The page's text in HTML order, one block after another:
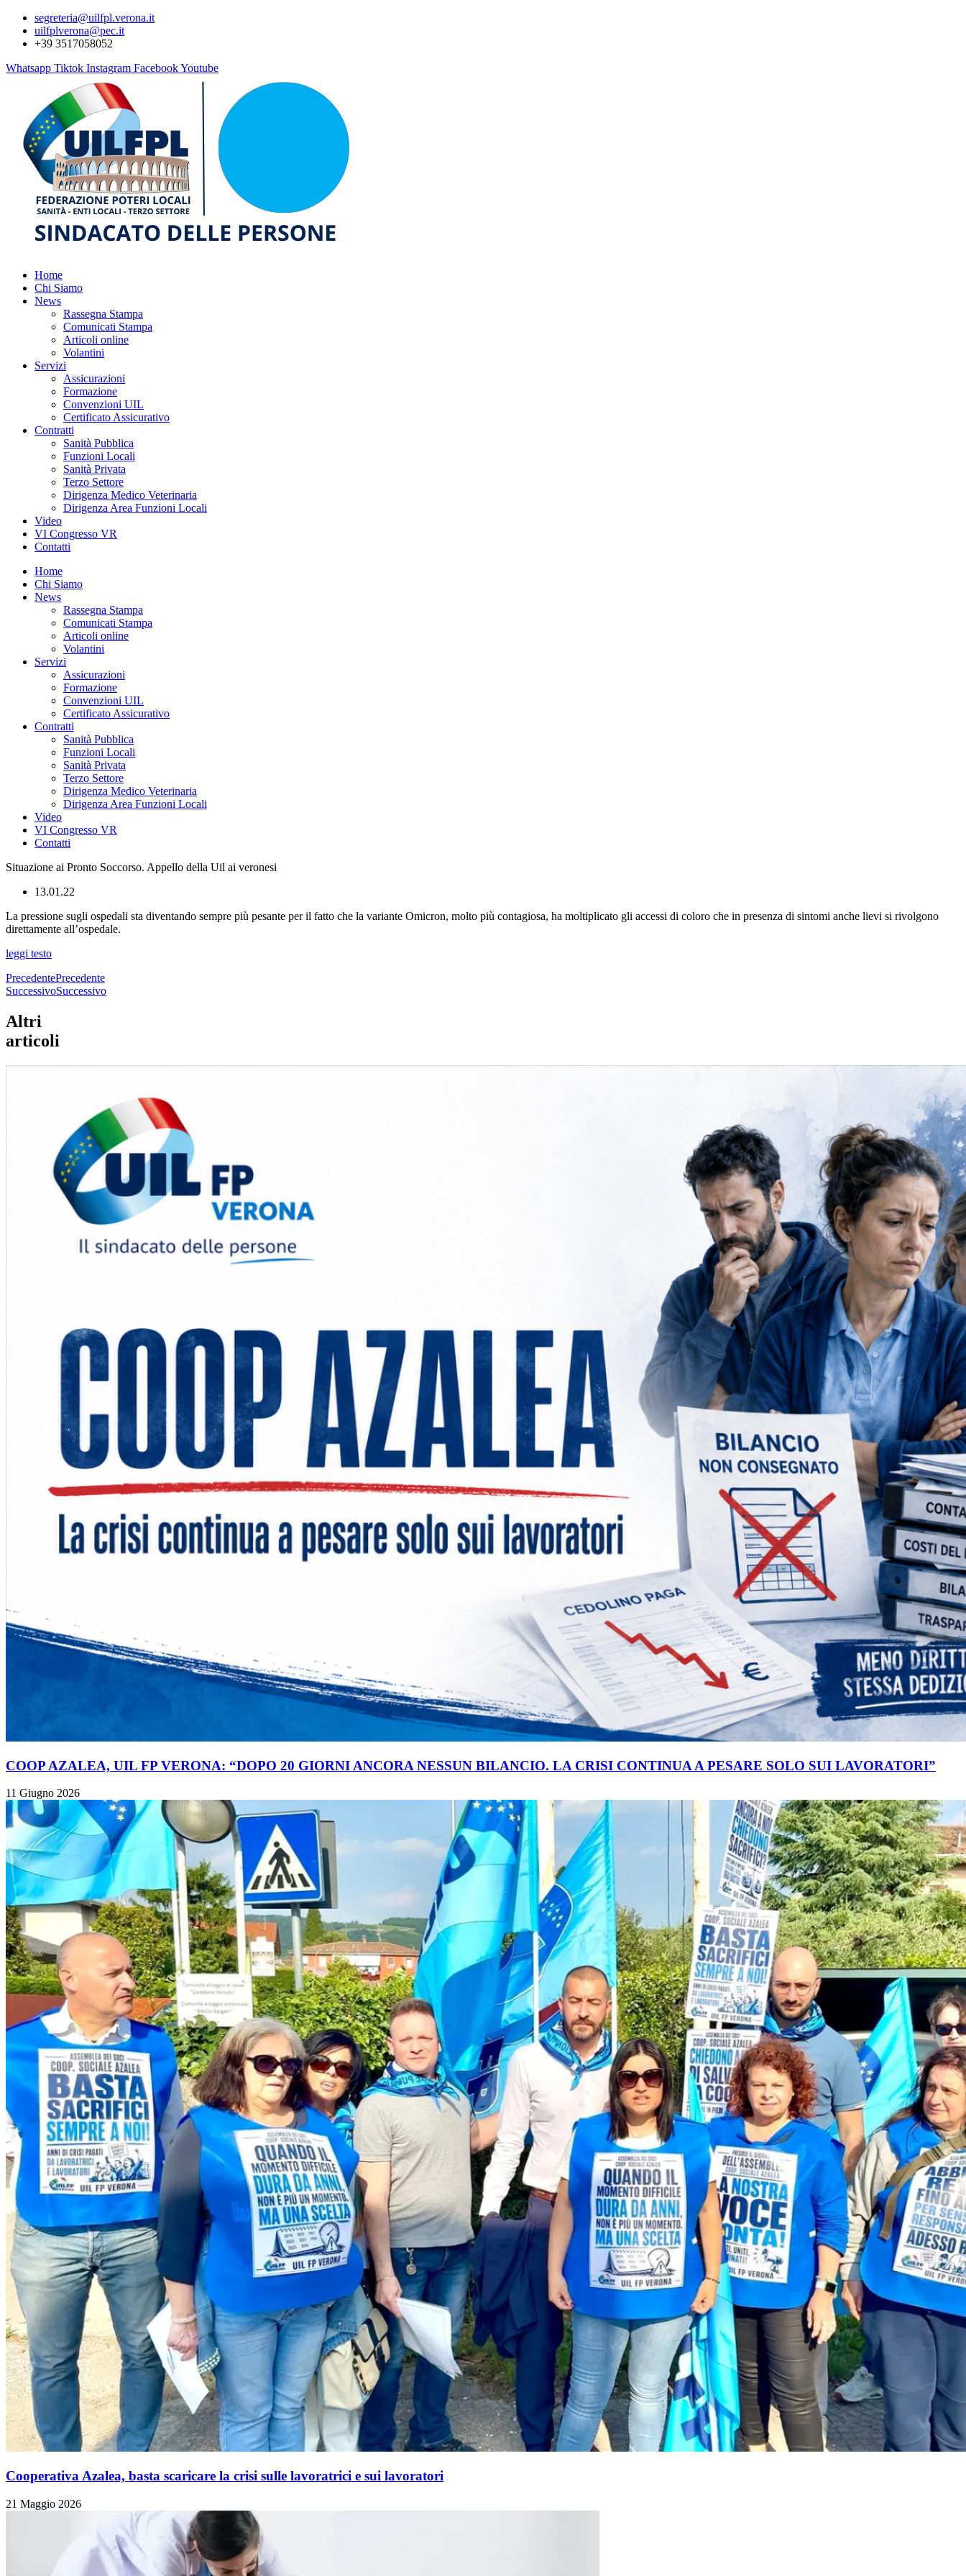
segreteria@uilfpl.verona.it
uilfplverona@pec.it
+39 3517058052
Whatsapp Tiktok Instagram FacebookYoutube
Home
Chi Siamo
News
Rassegna Stampa
Comunicati Stampa
Articoli online
Volantini
Servizi
Assicurazioni
Formazione
Convenzioni UIL
Certificato Assicurativo
Contratti
Sanità Pubblica
Funzioni Locali
Sanità Privata
Terzo Settore
Dirigenza Medico Veterinaria
Dirigenza Area Funzioni Locali
Video
VI Congresso VR
Contatti
Home
Chi Siamo
News
Rassegna Stampa
Comunicati Stampa
Articoli online
Volantini
Servizi
Assicurazioni
Formazione
Convenzioni UIL
Certificato Assicurativo
Contratti
Sanità Pubblica
Funzioni Locali
Sanità Privata
Terzo Settore
Dirigenza Medico Veterinaria
Dirigenza Area Funzioni Locali
Video
VI Congresso VR
Contatti
Situazione ai Pronto Soccorso. Appello della Uil ai veronesi
13.01.22
La pressione sugli ospedali sta diventando sempre più pesante per il fatto che la variante Omicron, molto più contagiosa, ha moltiplicato gli accessi di coloro che in presenza di sintomi anche lievi si rivolgono
direttamente all’ospedale.
leggi testo
PrecedentePrecedente
SuccessivoSuccessivo
Altri
articoli
COOP AZALEA, UIL FP VERONA: “DOPO 20 GIORNI ANCORA NESSUN BILANCIO. LA CRISI CONTINUA A PESARE SOLO SUI LAVORATORI”
11 Giugno 2026
Cooperativa Azalea, basta scaricare la crisi sulle lavoratrici e sui lavoratori
21 Maggio 2026